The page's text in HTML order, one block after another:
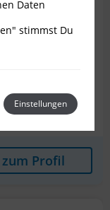
zum Profil
Daten
stimmst Du
Einstellungen